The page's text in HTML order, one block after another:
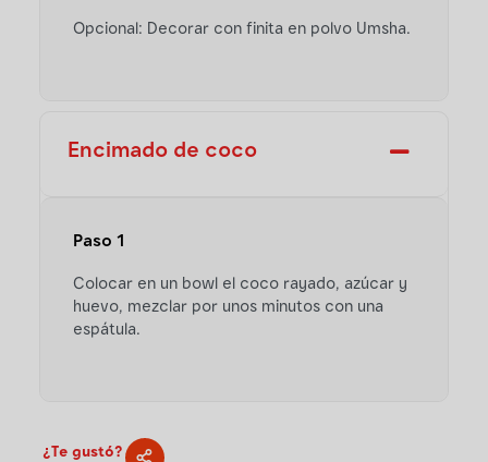
Opcional: Decorar con finita en polvo Umsha.
Encimado de coco
Paso 1
Colocar en un bowl el coco rayado, azúcar y
huevo, mezclar por unos minutos con una
espátula.
¿Te gustó?